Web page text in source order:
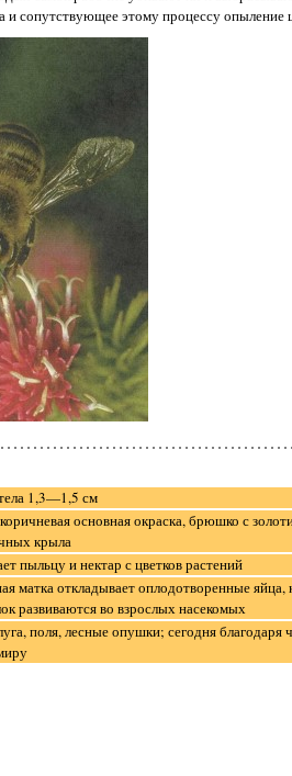
и сопутствующее этому процессу опыление
1,3—1,5 см
основная окраска, брюшко с
крыла
пыльцу и нектар с цветков растений
матка откладывает оплодотворенные яйца,
развиваются во взрослых насекомых
поля, лесные опушки; сегодня благодаря